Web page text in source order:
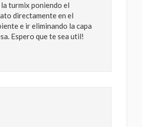
turmix poniendo el
directamente en el
e ir eliminando la capa
Espero que te sea util!